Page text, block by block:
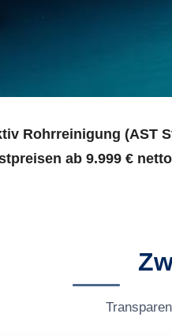
Rohrreinigung (AST
ab 9.999 €